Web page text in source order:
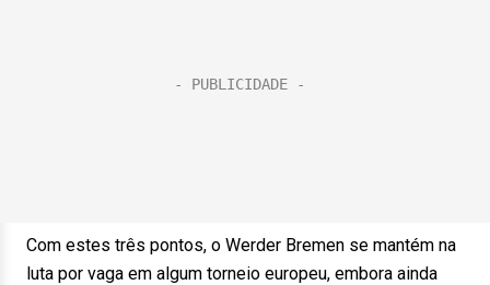
Com estes três pontos, o Werder Bremen se mantém na
luta por vaga em algum torneio europeu, embora ainda